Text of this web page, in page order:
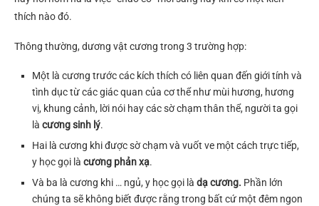
thích nào đó.
Thông thường, dương vật cương trong 3 trường hợp:
Một là cương trước các kích thích có liên quan đến giới tính và
tình dục từ các giác quan của cơ thể như mùi hương, hương
vị, khung cảnh, lời nói hay các sờ chạm thân thể, người ta gọi
là cương sinh lý.
Hai là cương khi được sờ chạm và vuốt ve một cách trực tiếp,
y học gọi là cương phản xạ.
Và ba là cương khi … ngủ, y học gọi là dạ cương. Phần lớn
chúng ta sẽ không biết được rằng trong bất cứ một đêm ngon